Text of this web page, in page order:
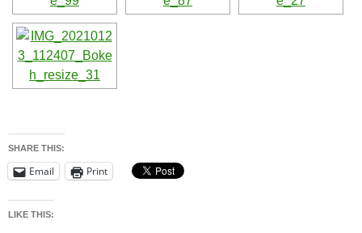
SHARE THIS:
Email Print
LIKE THIS: